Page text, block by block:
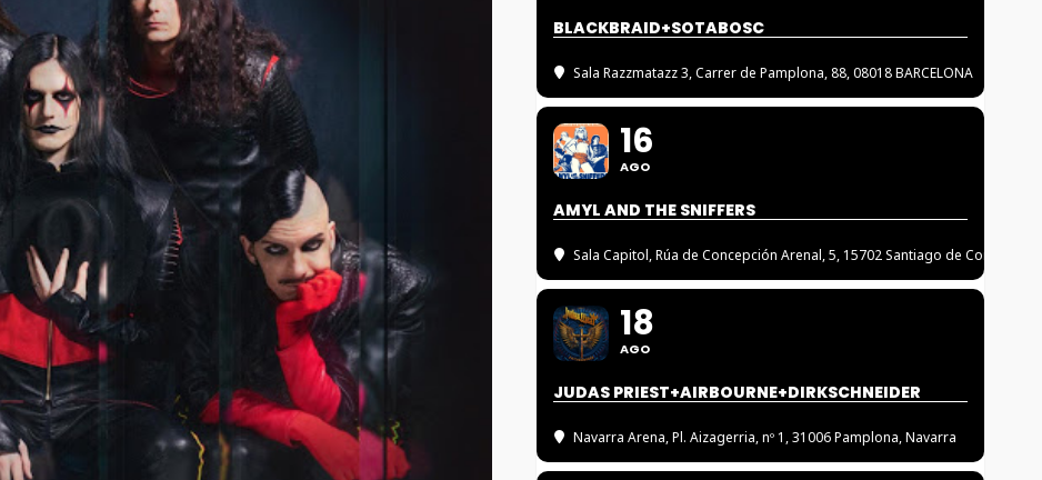
BLACKBRAID+SOTABOSC
Sala Razzmatazz 3, Carrer de Pamplona, 88, 08018 BARCELONA
16
AGO
AMYL AND THE SNIFFERS
Sala Capitol, Rúa de Concepción Arenal, 5, 15702 Santiago de
18
AGO
JUDAS PRIEST+AIRBOURNE+DIRKSCHNEIDER
Navarra Arena, Pl. Aizagerria, nº 1, 31006 Pamplona, Navarra